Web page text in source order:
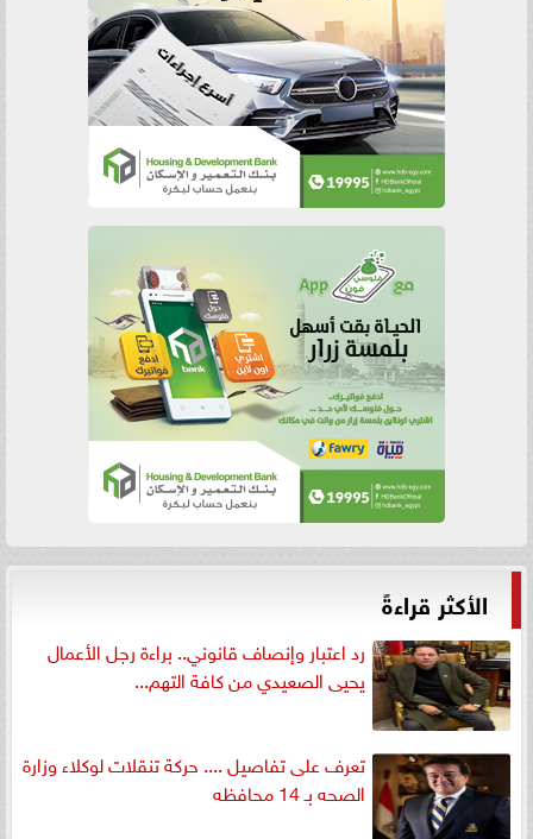
الأكثر قراءةً
رد اعتبار وإنصاف قانوني.. براءة رجل الأعمال
يحيى الصعيدي من كافة التهم...
تعرف على تفاصيل .... حركة تنقلات لوكلاء وزارة
الصحه بـ 14 محافظه